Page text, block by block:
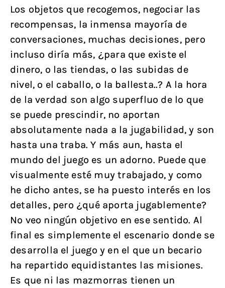
Los objetos que recogemos, negociar las
recompensas, la inmensa mayoría de
conversaciones, muchas decisiones, pero
incluso diría más, ¿para que existe el
dinero, o las tiendas, o las subidas de
nivel, o el caballo, o la ballesta..? A la hora
de la verdad son algo superfluo de lo que
se puede prescindir, no aportan
absolutamente nada a la jugabilidad, y son
hasta una traba. Y más aun, hasta el
mundo del juego es un adorno. Puede que
visualmente esté muy trabajado, y como
he dicho antes, se ha puesto interés en los
detalles, pero ¿qué aporta jugablemente?
No veo ningún objetivo en ese sentido. Al
final es simplemente el escenario donde se
desarrolla el juego y en el que un becario
ha repartido equidistantes las misiones.
Es que ni las mazmorras tienen un